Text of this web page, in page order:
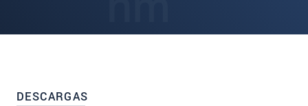
DESCARGAS